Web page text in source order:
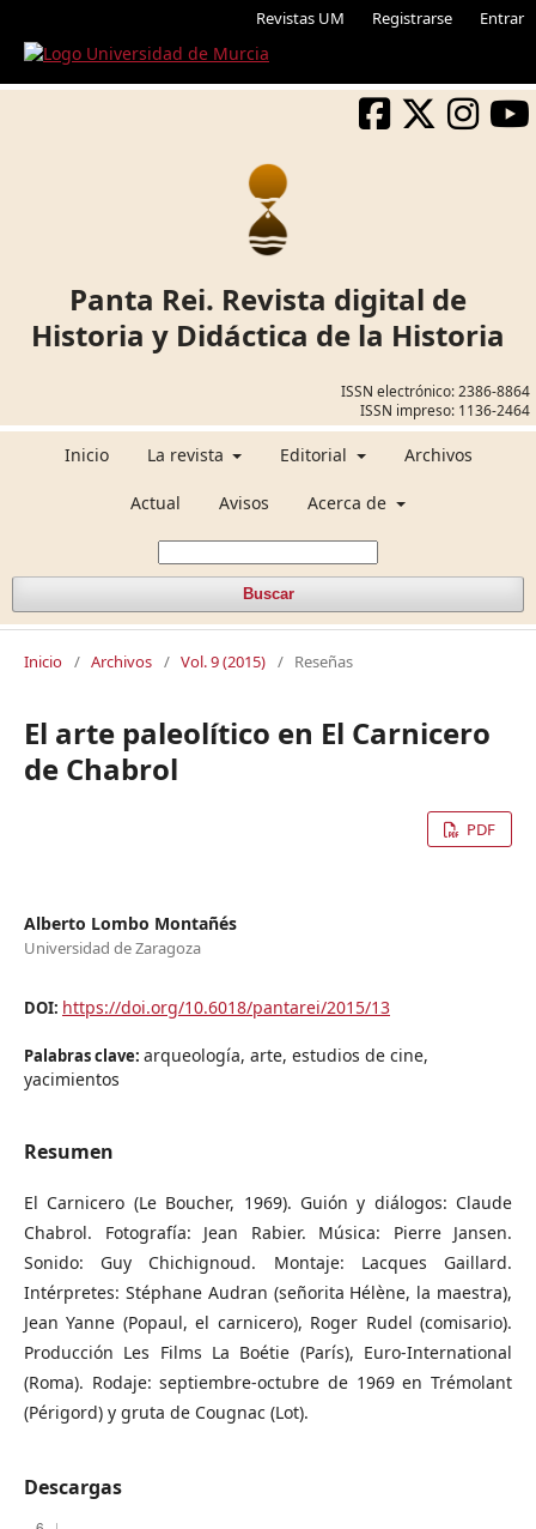
Revistas UM Registrarse Entrar
ISSN electrónico: 2386-8864
ISSN impreso: 1136-2464
Panta Rei. Revista digital de
Historia y Didáctica de la Historia
Inicio La revista Editorial Archivos
Actual Avisos Acerca de
Buscar
Inicio / Archivos / Vol. 9 (2015) / Reseñas
El arte paleolítico en El Carnicero
de Chabrol
PDF
Alberto Lombo Montañés
Universidad de Zaragoza
DOI: https://doi.org/10.6018/pantarei/2015/13
Palabras clave: arqueología, arte, estudios de cine,
yacimientos
Resumen
El Carnicero (Le Boucher, 1969). Guión y diálogos: Claude
Chabrol. Fotografía: Jean Rabier. Música: Pierre Jansen.
Sonido: Guy Chichignoud. Montaje: Lacques Gaillard.
Intérpretes: Stéphane Audran (señorita Hélène, la maestra),
Jean Yanne (Popaul, el carnicero), Roger Rudel (comisario).
Producción Les Films La Boétie (París), Euro-International
(Roma). Rodaje: septiembre-octubre de 1969 en Trémolant
(Périgord) y gruta de Cougnac (Lot).
Descargas